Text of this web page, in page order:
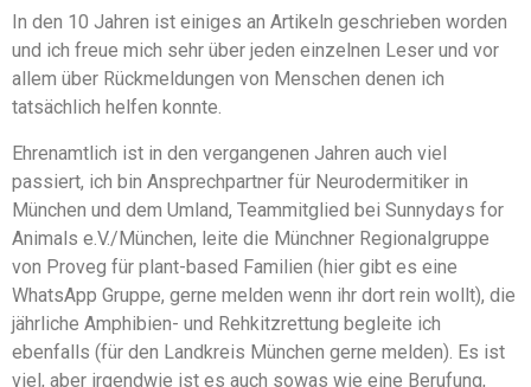
In den 10 Jahren ist einiges an Artikeln geschrieben worden
und ich freue mich sehr über jeden einzelnen Leser und vor
allem über Rückmeldungen von Menschen denen ich
tatsächlich helfen konnte.
Ehrenamtlich ist in den vergangenen Jahren auch viel
passiert, ich bin Ansprechpartner für Neurodermitiker in
München und dem Umland, Teammitglied bei Sunnydays for
Animals e.V./München, leite die Münchner Regionalgruppe
von Proveg für plant-based Familien (hier gibt es eine
WhatsApp Gruppe, gerne melden wenn ihr dort rein wollt), die
jährliche Amphibien- und Rehkitzrettung begleite ich
ebenfalls (für den Landkreis München gerne melden). Es ist
viel, aber irgendwie ist es auch sowas wie eine Berufung,